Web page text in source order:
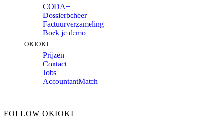
CODA+
Dossierbeheer
Factuurverzameling
Boek je demo
OKIOKI
Prijzen
Contact
Jobs
AccountantMatch
FOLLOW OKIOKI